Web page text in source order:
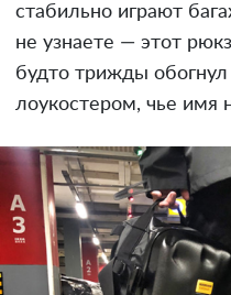
стабильно играют
не узнаете — этот
будто трижды
лоукостером, чье имя